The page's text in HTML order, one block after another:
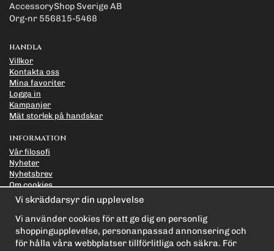
AccessoryShop Sverige AB
Org-nr 556815-5468
HANDLA
Villkor
Kontakta oss
Mina favoriter
Logga in
Kampanjer
Mät storlek på handskar
INFORMATION
Vår filosofi
Nyheter
Nyhetsbrev
Om cookies
Länkar
Integritetspolicy
PRENUMERERA PÅ NYHETSBREVET FÖR VÅRA BÄSTA
ERBJUDANDEN OCH NYHETER!
Vi skräddarsyr din upplevelse
Vi använder cookies för att ge dig en personlig
shoppingupplevelse, personanpassad annonsering och
för hålla våra webbplatser tillförlitliga och säkra. För